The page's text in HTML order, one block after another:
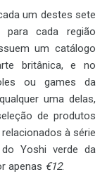
um destes sete
cada região
um catálogo
britânica, e no
ou games da
uma delas,
de produtos
à série
Yoshi verde da
apenas €12.